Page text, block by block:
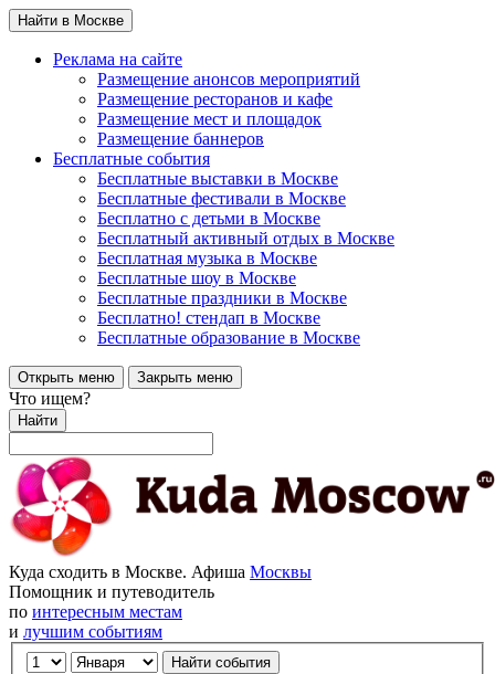
Найти в Москве
Реклама на сайте
Размещение анонсов мероприятий
Размещение ресторанов и кафе
Размещение мест и площадок
Размещение баннеров
Бесплатные события
Бесплатные выставки в Москве
Бесплатные фестивали в Москве
Бесплатно с детьми в Москве
Бесплатный активный отдых в Москве
Бесплатная музыка в Москве
Бесплатные шоу в Москве
Бесплатные праздники в Москве
Бесплатно! стендап в Москве
Бесплатные образование в Москве
Открыть меню Закрыть меню
Что ищем?
Найти
Куда сходить в Москве. Афиша Москвы
Помощник и путеводитель
по интересным местам
и лучшим событиям